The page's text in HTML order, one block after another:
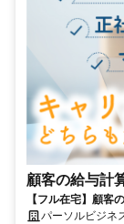
顧客の給与計
【フル在宅】顧客
パーソルビジネ